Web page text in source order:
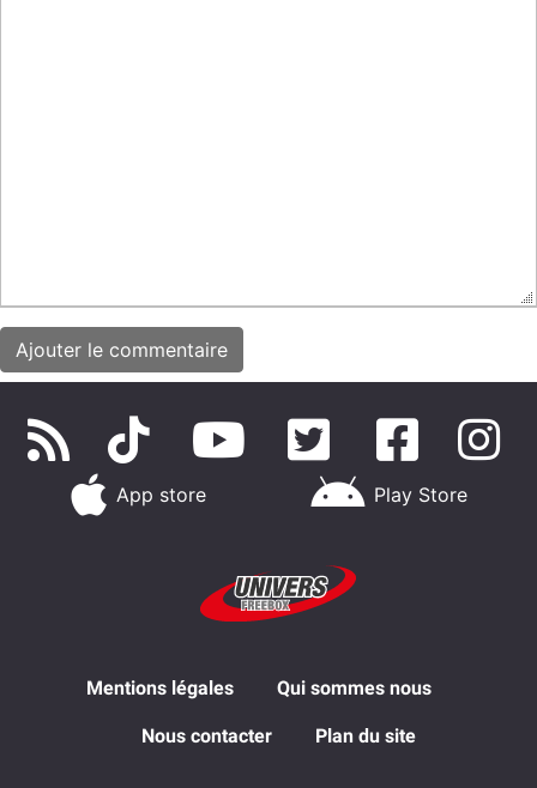
App store Play Store
Mentions légales Qui sommes nous
Nous contacter Plan du site